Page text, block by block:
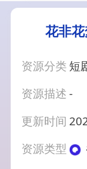
花非
资源分类 短
资源描述-
更新时间
资源类型